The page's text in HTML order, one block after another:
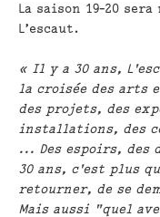
La saison 19-20
L’escaut.
« Il y a 30 ans,
la croisée des arts
des projets, des
installations, des
... Des espoirs, des
30 ans, c'est plus
retourner, de se
Mais aussi "quel